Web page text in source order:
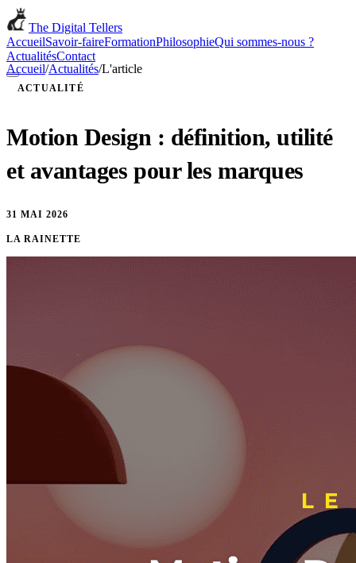
The Digital Tellers
AccueilSavoir-faireFormationPhilosophieQui sommes-nous ?
ActualitésContact
Accueil/Actualités/L'article
ACTUALITÉ
Motion Design : définition, utilité
et avantages pour les marques
31 MAI 2026
LA RAINETTE